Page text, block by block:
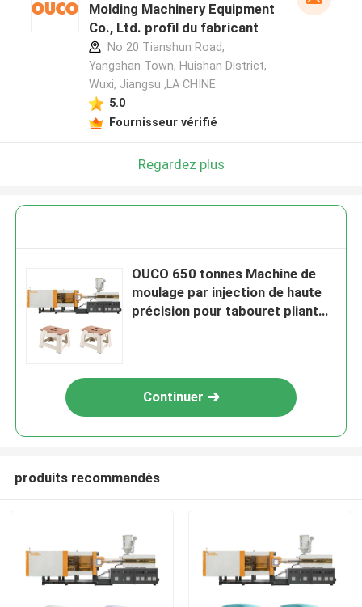
Molding Machinery Equipment
Co., Ltd. profil du fabricant
No 20 Tianshun Road,
Yangshan Town, Huishan District,
Wuxi, Jiangsu ,LA CHINE
5.0
Fournisseur vérifié
Regardez plus
OUCO 650 tonnes Machine de
moulage par injection de haute
précision pour tabouret pliant
Continuer
produits recommandés